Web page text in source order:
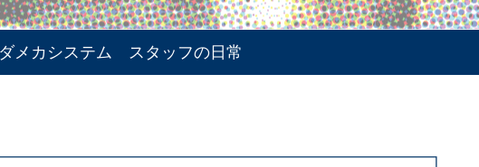
メカシステム スタッフの日常